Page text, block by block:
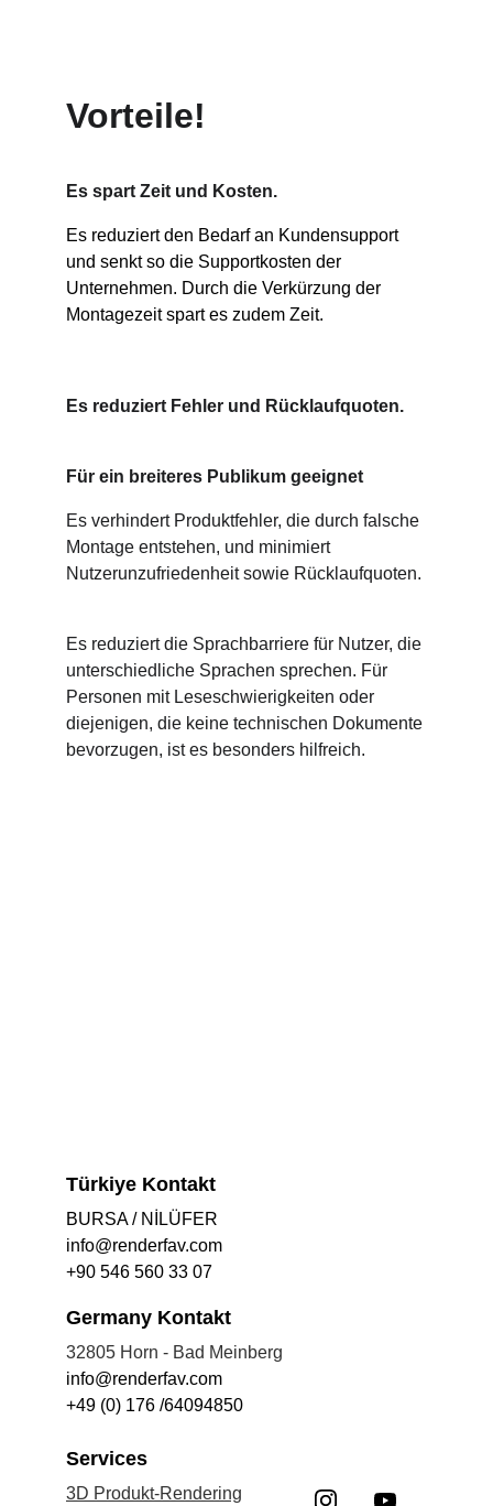
Vorteile!
Es reduziert den Bedarf an Kundensupport
und senkt so die Supportkosten der
Unternehmen. Durch die Verkürzung der
Montagezeit spart es zudem Zeit.
Es spart Zeit und Kosten.
Es reduziert Fehler und Rücklaufquoten.
Es verhindert Produktfehler, die durch falsche
Montage entstehen, und minimiert
Nutzerunzufriedenheit sowie Rücklaufquoten.
Für ein breiteres Publikum geeignet
Es reduziert die Sprachbarriere für Nutzer, die
unterschiedliche Sprachen sprechen. Für
Personen mit Leseschwierigkeiten oder
diejenigen, die keine technischen Dokumente
bevorzugen, ist es besonders hilfreich.
Türkiye Kontakt
BURSA / NİLÜFER
info@renderfav.com
+90 546 560 33 07
Germany Kontakt
32805 Horn - Bad Meinberg
info@renderfav.com
+49 (0) 176 /64094850
Services
3D Produkt-Rendering